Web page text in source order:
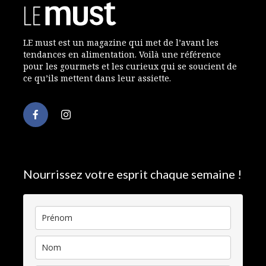
LE must est un magazine qui met de l’avant les
tendances en alimentation. Voilà une référence
pour les gourmets et les curieux qui se soucient de
ce qu’ils mettent dans leur assiette.
Nourrissez votre esprit chaque semaine !